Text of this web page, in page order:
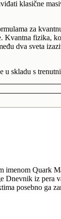
klasične
za
Kvantna fizika,
dva sveta
u skladu s
Quark
Dnevnik iz pera
posebno ga